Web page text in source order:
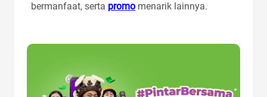
bermanfaat, serta promo menarik lainnya.